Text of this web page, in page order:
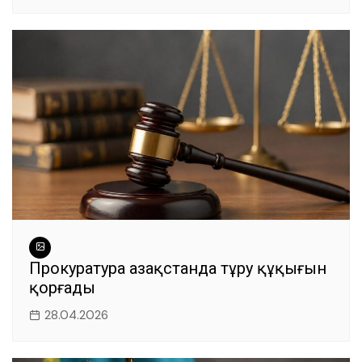
Прокуратура Қазақстанда тұру құқығын
қорғады
28.04.2026